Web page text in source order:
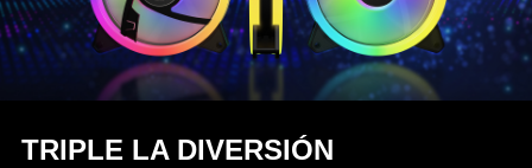
TRIPLE LA DIVERSIÓN